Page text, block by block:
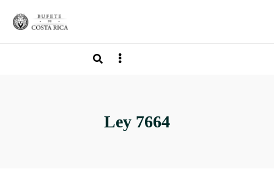
Ley 7664